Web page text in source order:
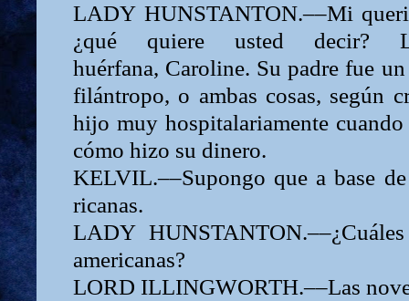
LADY HUNSTANTON.––Mi
¿qué quiere usted decir?
huérfana, Caroline. Su padre fue
filántropo, o ambas cosas, según
hijo muy hospitalaria­mente
cómo hizo su dinero.
KELVIL.––Supongo que a base
ricanas.
LADY
americanas?
LORD ILLINGWORTH.––Las